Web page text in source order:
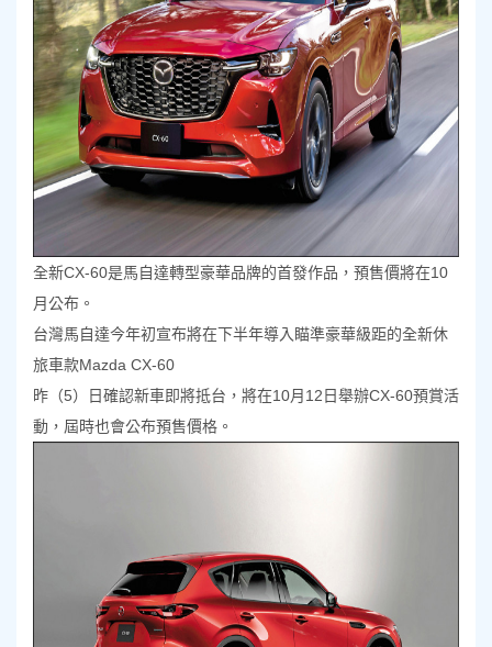
全新CX-60是馬自達轉型豪華品牌的首發作品，預售價將在10
月公布。
台灣馬自達今年初宣布將在下半年導入瞄準豪華級距的全新休
旅車款Mazda CX-60
昨（5）日確認新車即將抵台，將在10月12日舉辦CX-60預賞活
動，屆時也會公布預售價格。